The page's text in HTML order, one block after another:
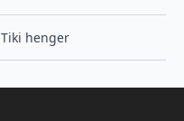
Tiki henger